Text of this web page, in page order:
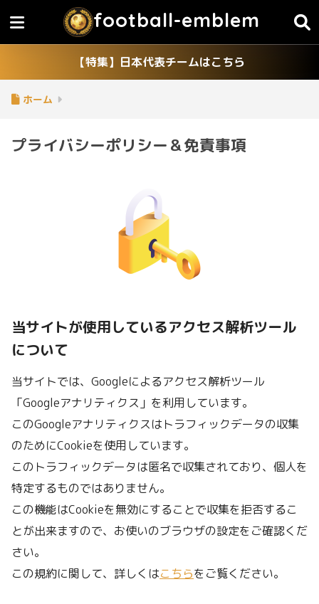
football-emblem
【特集】日本代表チームはこちら
ホーム
プライバシーポリシー＆免責事項
当サイトが使用しているアクセス解析ツール
について
当サイトでは、Googleによるアクセス解析ツール
「Googleアナリティクス」を利用しています。
このGoogleアナリティクスはトラフィックデータの収集
のためにCookieを使用しています。
このトラフィックデータは匿名で収集されており、個人を
特定するものではありません。
この機能はCookieを無効にすることで収集を拒否するこ
とが出来ますので、お使いのブラウザの設定をご確認くだ
さい。
この規約に関して、詳しくはこちらをご覧ください。